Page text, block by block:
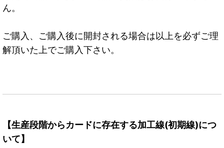
ん。
ご購入、ご購入後に開封される場合は以上を必ずご理
解頂いた上でご購入下さい。
【生産段階からカードに存在する加工線(初期線)につ
いて】